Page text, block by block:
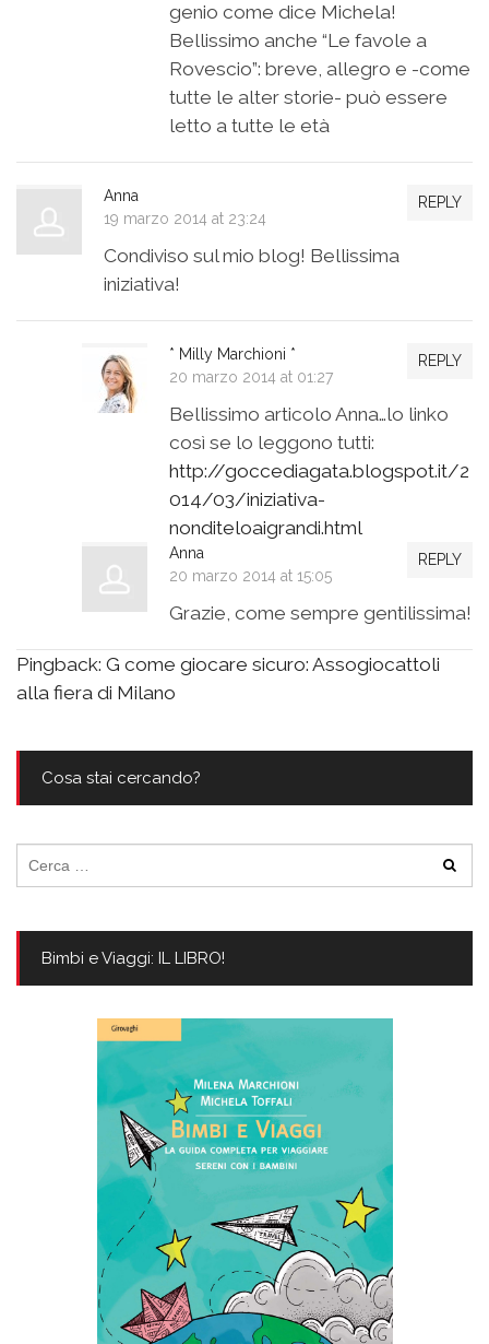
genio come dice Michela!
Bellissimo anche “Le favole a
Rovescio”: breve, allegro e -come
tutte le alter storie- può essere
letto a tutte le età
REPLY
Anna
19 marzo 2014 at 23:24
Condiviso sul mio blog! Bellissima
iniziativa!
REPLY
* Milly Marchioni *
20 marzo 2014 at 01:27
Bellissimo articolo Anna…lo linko
così se lo leggono tutti:
http://goccediagata.blogspot.it/2
014/03/iniziativa-
nonditeloaigrandi.html
REPLY
Anna
20 marzo 2014 at 15:05
Grazie, come sempre gentilissima!
Pingback: G come giocare sicuro: Assogiocattoli
alla fiera di Milano
Cosa stai cercando?
per:
Bimbi e Viaggi: IL LIBRO!